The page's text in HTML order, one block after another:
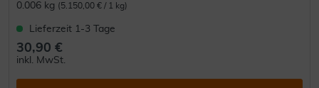
0.006 kg (5.150,00 € / 1 kg)
Lieferzeit 1-3 Tage
30,90 €
inkl. MwSt.